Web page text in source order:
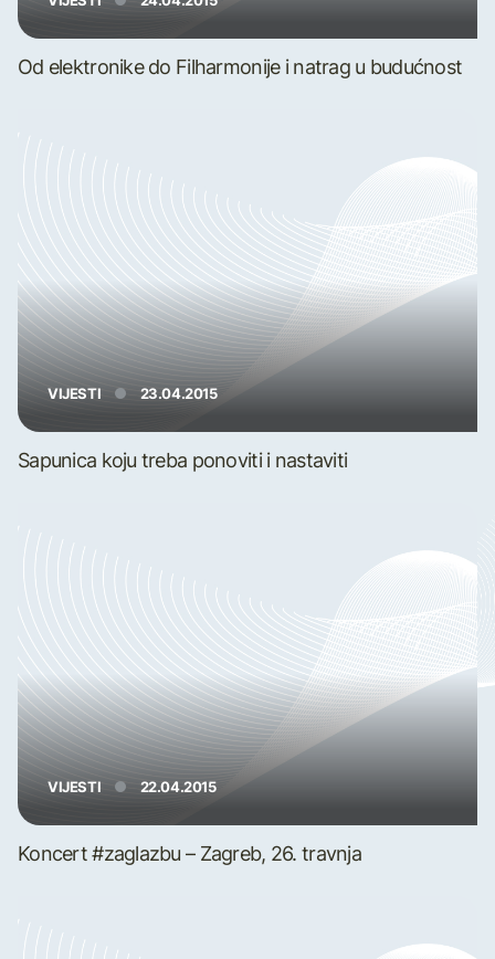
Od elektronike do Filharmonije i natrag u budućnost
VIJESTI 23.04.2015
Sapunica koju treba ponoviti i nastaviti
VIJESTI 22.04.2015
Koncert #zaglazbu – Zagreb, 26. travnja